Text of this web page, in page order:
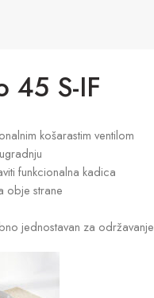
45 S-IF
košarastim ventilom
funkcionalna kadica
obje strane
jednostavan za održavanje